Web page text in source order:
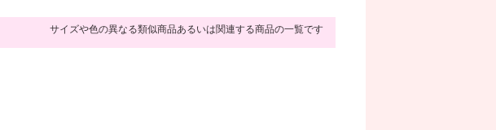
サイズや色の異なる類似商品あるいは関連する商品の一覧です